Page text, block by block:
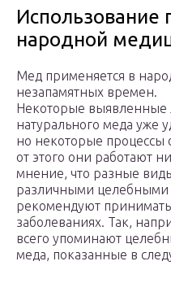
Использование
народной
Мед применяется в
незапамятных времен.
Некоторые выявленные
натурального меда уже
но некоторые процессы
от этого они работают
мнение, что разные
различными целебными
рекомендуют
заболеваниях. Так,
всего упоминают
меда, показанные в